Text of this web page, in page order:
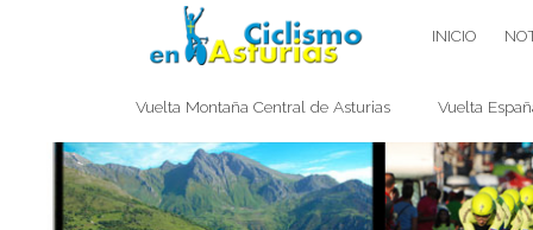
CICLISMO EN ASTURIAS INICIO
Vuelta Montaña Central de Asturias Vuelta